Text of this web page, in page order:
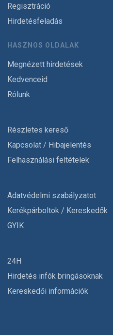
Regisztráció
Hirdetésfeladás
HASZNOS OLDALAK
Megnézett hirdetések
Kedvenceid
Rólunk
Részletes kereső
Kapcsolat / Hibajelentés
Felhasználási feltételek
Adatvédelmi szabályzatot
Kerékpárboltok / Kereskedők
GYIK
24H
Hirdetés infók bringásoknak
Kereskedői információk